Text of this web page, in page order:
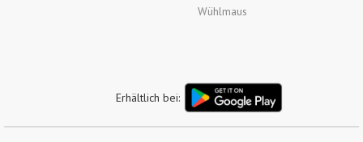
Wühlmaus
Erhältlich bei: